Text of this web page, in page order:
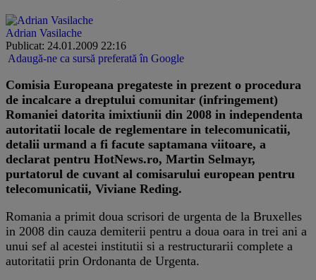
Adrian Vasilache
Publicat: 24.01.2009 22:16
Adaugă-ne ca sursă preferată în Google
Comisia Europeana pregateste in prezent o procedura
de incalcare a dreptului comunitar (infringement)
Romaniei datorita imixtiunii din 2008 in independenta
autoritatii locale de reglementare in telecomunicatii,
detalii urmand a fi facute saptamana viitoare, a
declarat pentru HotNews.ro, Martin Selmayr,
purtatorul de cuvant al comisarului european pentru
telecomunicatii, Viviane Reding.
Romania a primit doua scrisori de urgenta de la Bruxelles
in 2008 din cauza demiterii pentru a doua oara in trei ani a
unui sef al acestei institutii si a restructurarii complete a
autoritatii prin Ordonanta de Urgenta.